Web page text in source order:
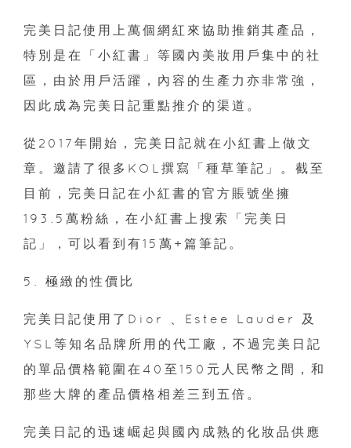
完美日記使用上萬個網紅來協助推銷其產品，
特別是在「小紅書」等國內美妝用戶集中的社
區，由於用戶活躍，內容的生產力亦非常強，
因此成為完美日記重點推介的渠道。
從2017年開始，完美日記就在小紅書上做文
章。邀請了很多KOL撰寫「種草筆記」。截至
目前，完美日記在小紅書的官方賬號坐擁
193.5萬粉絲，在小紅書上搜索「完美日
記」，可以看到有15萬+篇筆記。
5. 極緻的性價比
完美日記使用了Dior 、Estee Lauder 及
YSL等知名品牌所用的代工廠，不過完美日記
的單品價格範圍在40至150元人民幣之間，和
那些大牌的產品價格相差三到五倍。
完美日記的迅速崛起與國內成熟的化妝品供應